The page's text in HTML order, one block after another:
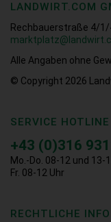
LANDWIRT.COM
Rechbauerstraße 4/1/
Alle Angaben ohne
© Copyright 2026
SERVICE HOTLINE
+43 (0)316
Mo.-Do. 08-12 und 13-
Fr. 08-12 Uhr
RECHTLICHE